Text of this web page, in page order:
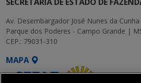
Av. Desembargador José Nunes da
Parque dos Poderes - Campo Grande |
CEP.: 79031-310
MAPA